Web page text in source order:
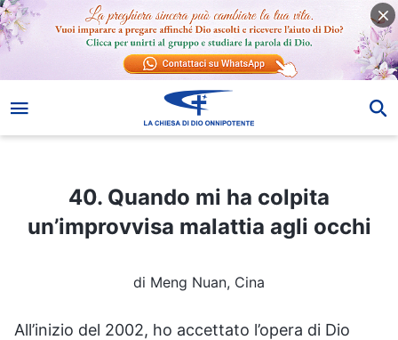
40. Quando mi ha colpita
un’improvvisa malattia agli occhi
di Meng Nuan, Cina
All’inizio del 2002, ho accettato l’opera di Dio